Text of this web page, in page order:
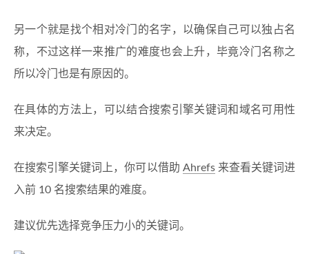
另一个就是找个相对冷门的名字，以确保自己可以独占名
称，不过这样一来推广的难度也会上升，毕竟冷门名称之
所以冷门也是有原因的。
在具体的方法上，可以结合搜索引擎关键词和域名可用性
来决定。
在搜索引擎关键词上，你可以借助 Ahrefs来查看关键词进
入前 10 名搜索结果的难度。
建议优先选择竞争压力小的关键词。